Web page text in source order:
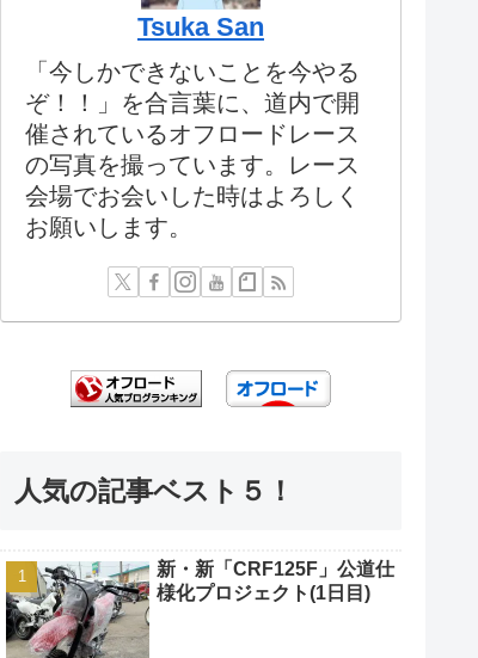
Tsuka San
「今しかできないことを今やる
ぞ！！」を合言葉に、道内で開
催されているオフロードレース
の写真を撮っています。レース
会場でお会いした時はよろしく
お願いします。
人気の記事ベスト５！
新・新「CRF125F」公道仕
様化プロジェクト(1日目)